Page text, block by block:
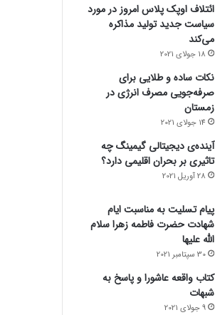
ائتلاف اوپک پلاس امروز در مورد
سیاست جدید تولید مذاکره
می‌کند
18 جولای 2021
نکات ساده و طلایی برای
صرفه‌جویی مصرف انرژی در
زمستان
14 جولای 2021
آینده‌ی دیجیتالی گیمینگ چه
تاثیری بر بحران اقلیمی دارد؟
28 آوریل 2021
پیام تسلیت به مناسبت ایام
شهادت حضرت فاطمه زهرا سلام
الله علیها
30 سپتامبر 2021
کتاب واقعه عاشورا و پاسخ به
شبهات
9 جولای 2021